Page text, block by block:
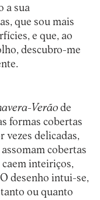
a sua
que sou mais
e que, ao
descubro-me
Verãode
formas cobertas
vezes delicadas,
cobertas
inteiriços,
desenho intui-se,
ou quanto